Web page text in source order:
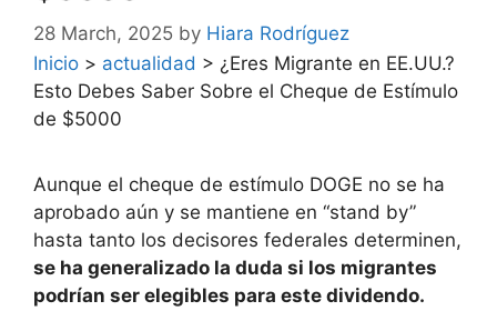
28 March, 2025 by Hiara Rodríguez
Inicio > actualidad > ¿Eres Migrante en EE.UU.?
Esto Debes Saber Sobre el Cheque de Estímulo
de $5000
Aunque el cheque de estímulo DOGE no se ha
aprobado aún y se mantiene en “stand by”
hasta tanto los decisores federales determinen,
se ha generalizado la duda si los migrantes
podrían ser elegibles para este dividendo.